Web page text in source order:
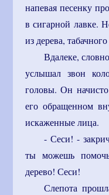
напевая песенку
в сигарной лавке.
из дерева,
Вдалеке,
услышал звон
головы. Он
его обращенном
искаженные лица.
- Сеси! -
ты можешь
дерево! Сеси!
Слепота